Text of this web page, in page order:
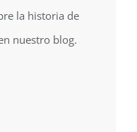
la historia de
nuestro blog.